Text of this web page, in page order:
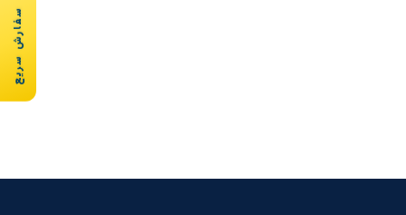
سفارش سریع